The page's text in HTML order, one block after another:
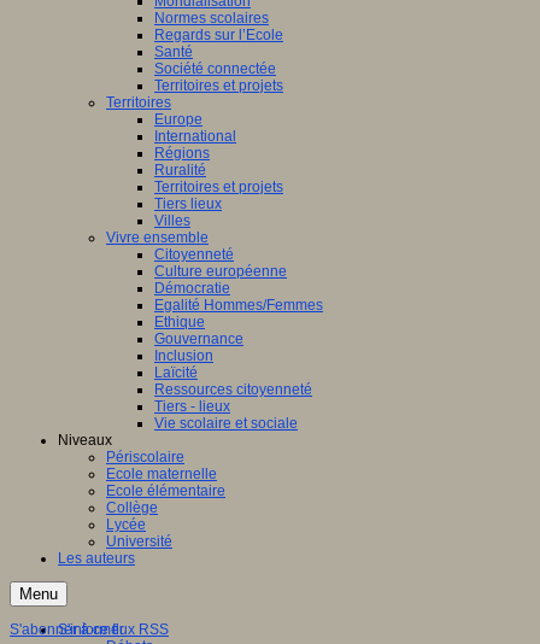
Normes scolaires
Regards sur l’Ecole
Santé
Société connectée
Territoires et projets
Territoires
Europe
International
Régions
Ruralité
Territoires et projets
Tiers lieux
Villes
Vivre ensemble
Citoyenneté
Culture européenne
Démocratie
Egalité Hommes/Femmes
Ethique
Gouvernance
Inclusion
Laïcité
Ressources citoyenneté
Tiers - lieux
Vie scolaire et sociale
Niveaux
Périscolaire
Ecole maternelle
Ecole élémentaire
Collège
Lycée
Université
Les auteurs
Menu
S'informer
S'abonner à ce flux RSS